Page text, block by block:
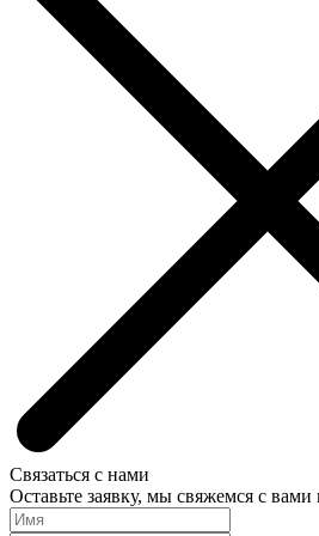
Связаться с нами
Оставьте заявку, мы свяжемся с